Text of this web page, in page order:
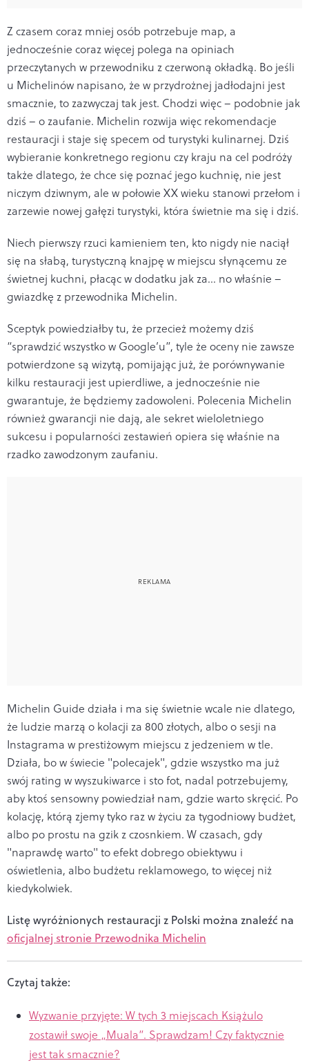
Z czasem coraz mniej osób potrzebuje map, a
jednocześnie coraz więcej polega na opiniach
przeczytanych w przewodniku z czerwoną okładką. Bo jeśli
u Michelinów napisano, że w przydrożnej jadłodajni jest
smacznie, to zazwyczaj tak jest. Chodzi więc – podobnie jak
dziś – o zaufanie. Michelin rozwija więc rekomendacje
restauracji i staje się specem od turystyki kulinarnej. Dziś
wybieranie konkretnego regionu czy kraju na cel podróży
także dlatego, że chce się poznać jego kuchnię, nie jest
niczym dziwnym, ale w połowie XX wieku stanowi przełom i
zarzewie nowej gałęzi turystyki, która świetnie ma się i dziś.
Niech pierwszy rzuci kamieniem ten, kto nigdy nie naciął
się na słabą, turystyczną knajpę w miejscu słynącemu ze
świetnej kuchni, płacąc w dodatku jak za… no właśnie –
gwiazdkę z przewodnika Michelin.
Sceptyk powiedziałby tu, że przecież możemy dziś
“sprawdzić wszystko w Google’u”, tyle że oceny nie zawsze
potwierdzone są wizytą, pomijając już, że porównywanie
kilku restauracji jest upierdliwe, a jednocześnie nie
gwarantuje, że będziemy zadowoleni. Polecenia Michelin
również gwarancji nie dają, ale sekret wieloletniego
sukcesu i popularności zestawień opiera się właśnie na
rzadko zawodzonym zaufaniu.
Michelin Guide działa i ma się świetnie wcale nie dlatego,
że ludzie marzą o kolacji za 800 złotych, albo o sesji na
Instagrama w prestiżowym miejscu z jedzeniem w tle.
Działa, bo w świecie "polecajek", gdzie wszystko ma już
swój rating w wyszukiwarce i sto fot, nadal potrzebujemy,
aby ktoś sensowny powiedział nam, gdzie warto skręcić. Po
kolację, którą zjemy tyko raz w życiu za tygodniowy budżet,
albo po prostu na gzik z czosnkiem. W czasach, gdy
"naprawdę warto" to efekt dobrego obiektywu i
oświetlenia, albo budżetu reklamowego, to więcej niż
kiedykolwiek.
Listę wyróżnionych restauracji z Polski można znaleźć na
oficjalnej stronie Przewodnika Michelin
Czytaj także:
Wyzwanie przyjęte: W tych 3 miejscach Książulo
zostawił swoje „Muala”. Sprawdzam! Czy faktycznie
jest tak smacznie?